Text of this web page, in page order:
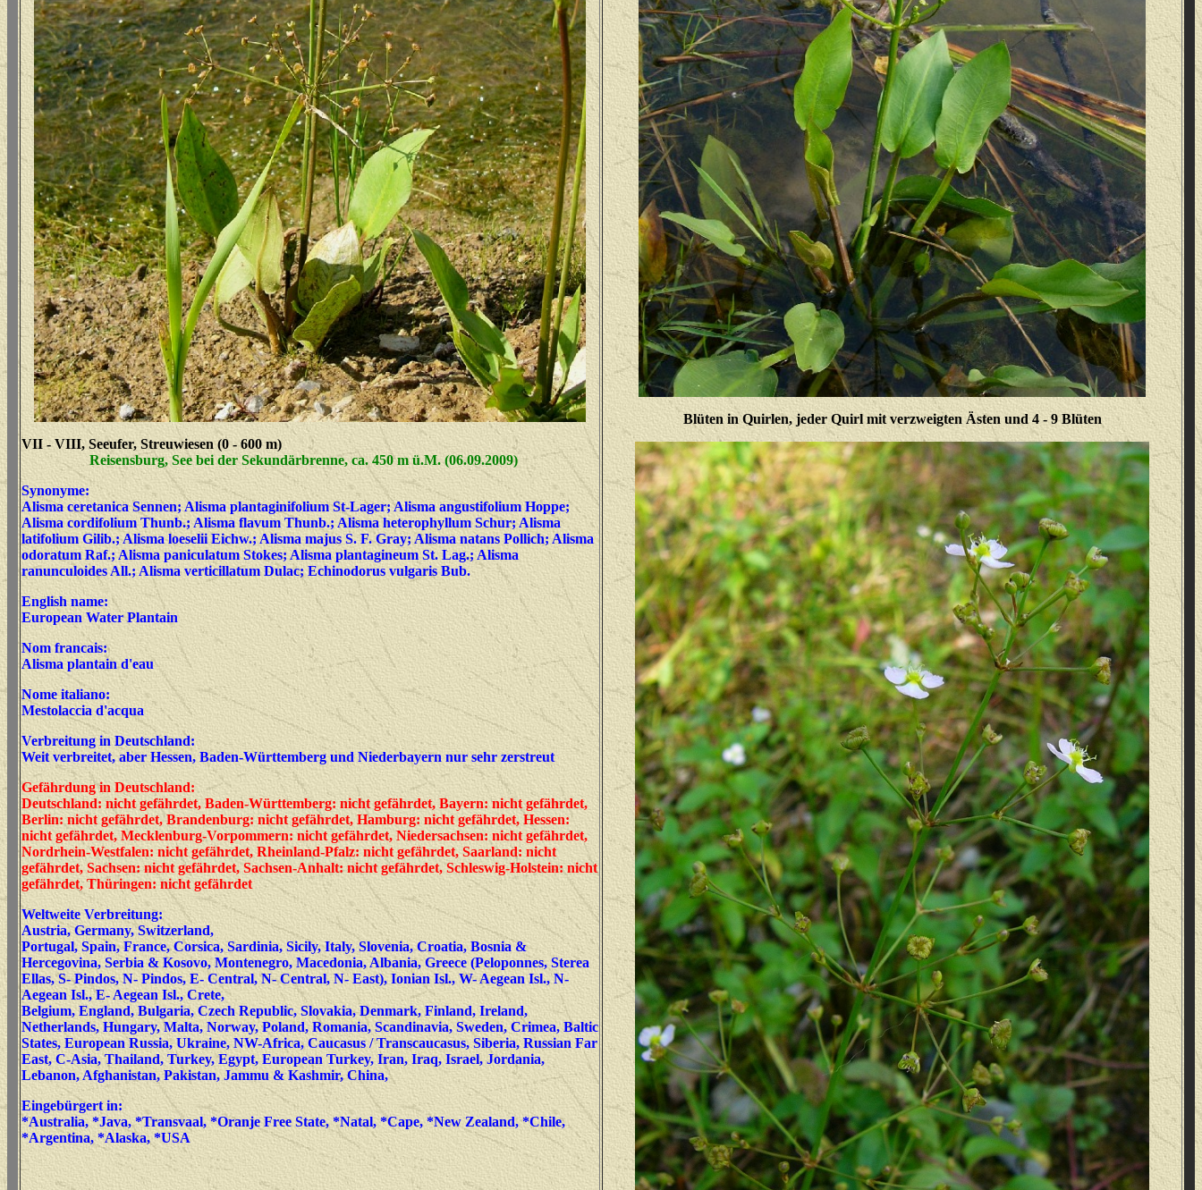
VII - VIII, Seeufer, Streuwiesen (0 - 600 m)
Reisensburg, See bei der Sekundärbrenne, ca. 450 m ü.M. (06.09.2009)
Synonyme:
Alisma ceretanica Sennen; Alisma plantaginifolium St-Lager; Alisma angustifolium Hoppe;
Alisma cordifolium Thunb.; Alisma flavum Thunb.; Alisma heterophyllum Schur; Alisma
latifolium Gilib.; Alisma loeselii Eichw.; Alisma majus S. F. Gray; Alisma natans Pollich; Alisma
odoratum Raf.; Alisma paniculatum Stokes; Alisma plantagineum St. Lag.; Alisma
ranunculoides All.; Alisma verticillatum Dulac; Echinodorus vulgaris Bub.
English name:
European Water Plantain
Nom francais:
Alisma plantain d'eau
Nome italiano:
Mestolaccia d'acqua
Verbreitung in Deutschland:
Weit verbreitet, aber Hessen, Baden-Württemberg und Niederbayern nur sehr zerstreut
Gefährdung in Deutschland:
Deutschland: nicht gefährdet, Baden-Württemberg: nicht gefährdet, Bayern: nicht gefährdet,
Berlin: nicht gefährdet, Brandenburg: nicht gefährdet, Hamburg: nicht gefährdet, Hessen:
nicht gefährdet, Mecklenburg-Vorpommern: nicht gefährdet, Niedersachsen: nicht gefährdet,
Nordrhein-Westfalen: nicht gefährdet, Rheinland-Pfalz: nicht gefährdet, Saarland: nicht
gefährdet, Sachsen: nicht gefährdet, Sachsen-Anhalt: nicht gefährdet, Schleswig-Holstein: nicht
gefährdet, Thüringen: nicht gefährdet
Weltweite Verbreitung:
Austria, Germany, Switzerland,
Portugal, Spain, France, Corsica, Sardinia, Sicily, Italy, Slovenia, Croatia, Bosnia &
Hercegovina, Serbia & Kosovo, Montenegro, Macedonia, Albania, Greece (Peloponnes, Sterea
Ellas, S- Pindos, N- Pindos, E- Central, N- Central, N- East), Ionian Isl., W- Aegean Isl., N-
Aegean Isl., E- Aegean Isl., Crete,
Belgium, England, Bulgaria, Czech Republic, Slovakia, Denmark, Finland, Ireland,
Netherlands, Hungary, Malta, Norway, Poland, Romania, Scandinavia, Sweden, Crimea, Baltic
States, European Russia, Ukraine, NW-Africa, Caucasus / Transcaucasus, Siberia, Russian Far
East, C-Asia, Thailand, Turkey, Egypt, European Turkey, Iran, Iraq, Israel, Jordania,
Lebanon, Afghanistan, Pakistan, Jammu & Kashmir, China,
Eingebürgert in:
*Australia, *Java, *Transvaal, *Oranje Free State, *Natal, *Cape, *New Zealand, *Chile,
*Argentina, *Alaska, *USA
Blüten in Quirlen, jeder Quirl mit verzweigten Ästen und 4 - 9 Blüten